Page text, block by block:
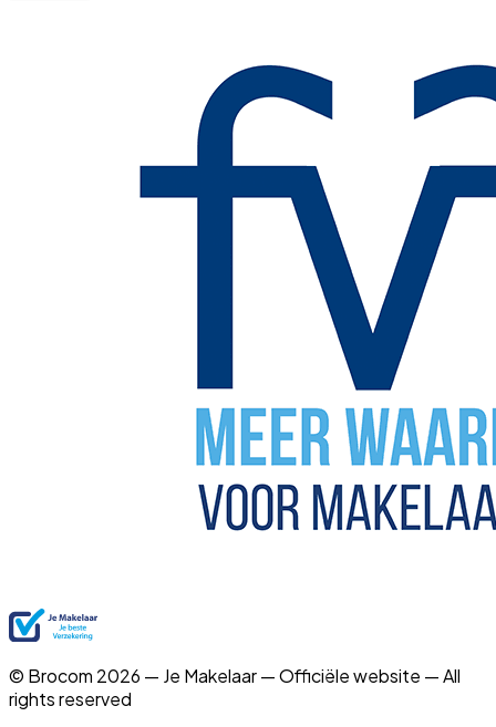
© Brocom 2026 — Je Makelaar — Officiële website — All
rights reserved